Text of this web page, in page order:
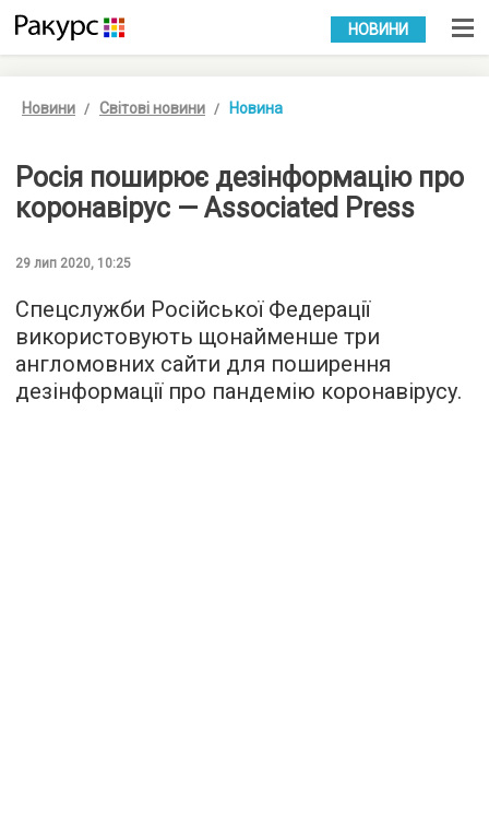
УКР РУС
НОВИНИ
Новини Світові новини Новина
Росія поширює дезінформацію про
коронавірус — Associated Press
29 лип 2020, 10:25
Спецслужби Російської Федерації
використовують щонайменше три
англомовних сайти для поширення
дезінформації про пандемію коронавірусу.